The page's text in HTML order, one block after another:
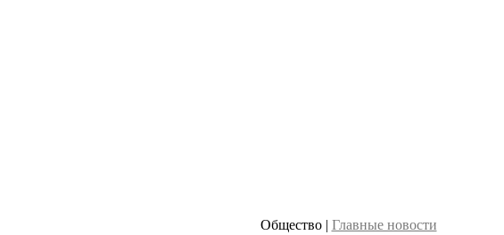
Общество | Главные новости